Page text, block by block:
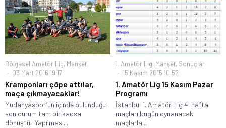
Bölgesel Amatör Lig, Manşet
03 Mart 2016 19:17
Kramponları çöpe attılar,
maça çıkmayacaklar!
Mudanyaspor’un içinde bulunduğu
son durum tam bir kaosa
dönüştü. Yapılması...
1. Amatör Lig, Manşet, Sonuçlar
15 Kasım 2015 10:52
1. Amatör Lig 15 Kasım Pazar
Programı
İstanbul 1. Amatör Lig 4. hafta
maçları bugün oynanacak
maçlarla...